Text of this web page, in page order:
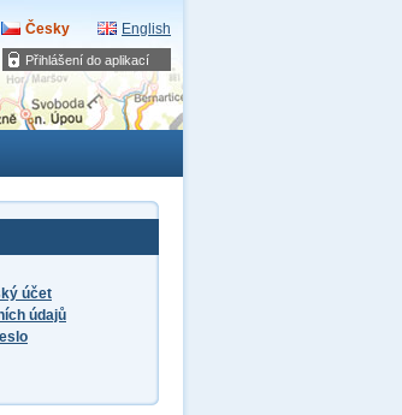
Přihlášení do aplikací
Česky English
účet
údajů